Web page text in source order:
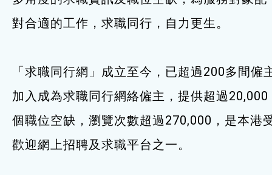
對合適的工作，求職同行，自力更生。
「求職同行網」成立至今，已超過200多間僱
加入成為求職同行網絡僱主，提供超過20,000
個職位空缺，瀏覽次數超過270,000，是本港
歡迎網上招聘及求職平台之一。